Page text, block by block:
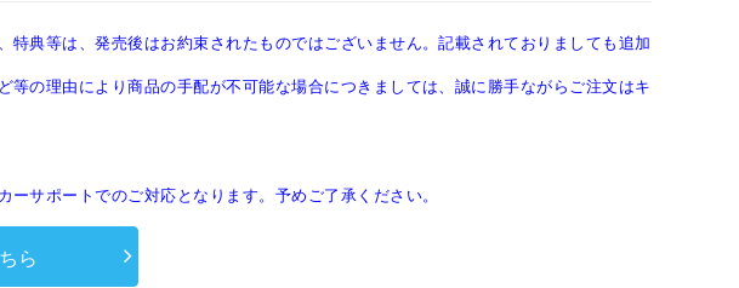
典等は、発売後はお約束されたものではございません。記載されておりましても追加
の理由により商品の手配が不可能な場合につきましては、誠に勝手ながらご注文はキ
サポートでのご対応となります。予めご了承ください。
ら